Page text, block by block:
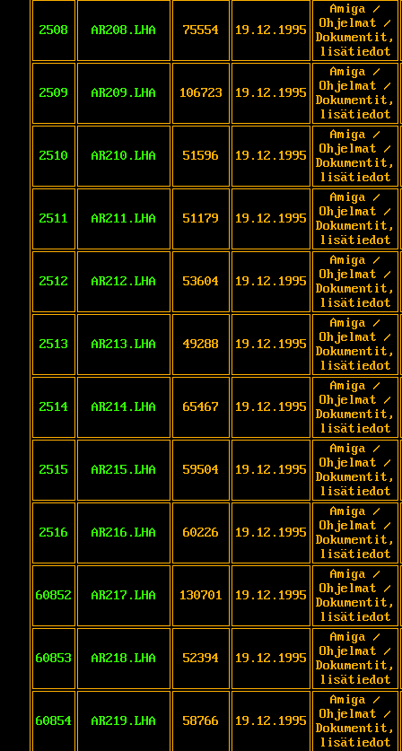
2508 AR208.LHA 75554 19.12.1995
Amiga /
Ohjelmat /
Dokumentit,
lisätiedot
2509 AR209.LHA 106723 19.12.1995
Amiga /
Ohjelmat /
Dokumentit,
lisätiedot
2510 AR210.LHA 51596 19.12.1995
Amiga /
Ohjelmat /
Dokumentit,
lisätiedot
2511 AR211.LHA 51179 19.12.1995
Amiga /
Ohjelmat /
Dokumentit,
lisätiedot
2512 AR212.LHA 53604 19.12.1995
Amiga /
Ohjelmat /
Dokumentit,
lisätiedot
2513 AR213.LHA 49288 19.12.1995
Amiga /
Ohjelmat /
Dokumentit,
lisätiedot
2514 AR214.LHA 65467 19.12.1995
Amiga /
Ohjelmat /
Dokumentit,
lisätiedot
2515 AR215.LHA 59504 19.12.1995
Amiga /
Ohjelmat /
Dokumentit,
lisätiedot
2516 AR216.LHA 60226 19.12.1995
Amiga /
Ohjelmat /
Dokumentit,
lisätiedot
60852 AR217.LHA 130701 19.12.1995
Amiga /
Ohjelmat /
Dokumentit,
lisätiedot
60853 AR218.LHA 52394 19.12.1995
Amiga /
Ohjelmat /
Dokumentit,
lisätiedot
60854 AR219.LHA 58766 19.12.1995
Amiga /
Ohjelmat /
Dokumentit,
lisätiedot